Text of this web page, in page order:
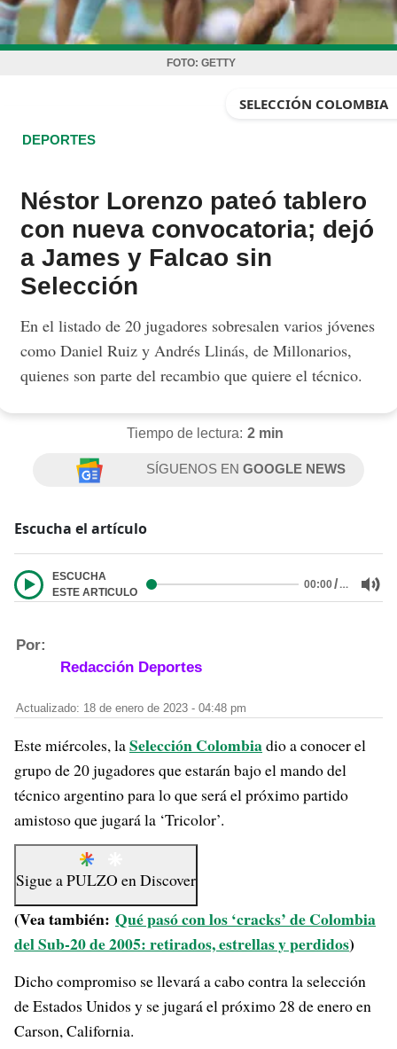
FOTO: GETTY
SELECCIÓN COLOMBIA
DEPORTES
Néstor Lorenzo pateó tablero
con nueva convocatoria; dejó
a James y Falcao sin
Selección
En el listado de 20 jugadores sobresalen varios jóvenes
como Daniel Ruiz y Andrés Llinás, de Millonarios,
quienes son parte del recambio que quiere el técnico.
Tiempo de lectura: 2 min
SÍGUENOS ENGOOGLE NEWS
Escucha el artículo
ESCUCHA
ESTE ARTICULO
00:00/…
Por:
Redacción Deportes
Actualizado: 18 de enero de 2023 - 04:48 pm
Este miércoles, laSelección Colombiadio a conocer el
grupo de 20 jugadores que estarán bajo el mando del
técnico argentino para lo que será el próximo partido
amistoso que jugará la ‘Tricolor’.
Sigue aPULZO enDiscover
(Vea también: Qué pasó con los ‘cracks’ de Colombia
del Sub-20 de 2005: retirados, estrellas y perdidos)
Dicho compromiso se llevará a cabo contra la selección
de Estados Unidos y se jugará el próximo 28 de enero en
Carson, California.